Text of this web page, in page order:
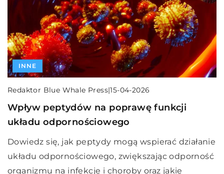
INNE
Redaktor Blue Whale Press|15-04-2026
Wpływ peptydów na poprawę funkcji
układu odpornościowego
Dowiedz się, jak peptydy mogą wspierać działanie
układu odpornościowego, zwiększając odporność
organizmu na infekcje i choroby oraz jakie